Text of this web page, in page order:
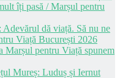
îți pasă / Marșul pentru
dă viață. Să nu ne
Viață București 2026
Marșul pentru Viață spunem
Mureș: Luduș și Iernut